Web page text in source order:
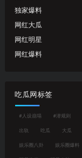
独家爆料
网红大瓜
网红明星
网红爆料
吃瓜网标签
#人设崩塌 #潜规则
出轨 吃瓜 大瓜
娱乐圈八卦 娱乐圈爆料